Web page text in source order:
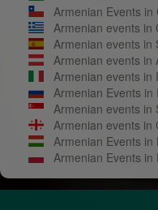
Armenian Events in
Armenian events in
Armenian events in
Armenian events in
Armenian events in
Armenian Events in
Armenian events in
Armenian events in
Armenian Events in
Armenian Events in